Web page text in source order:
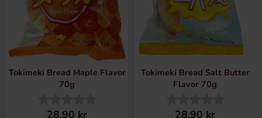
Tokimeki Bread Maple Flavor
70g
28.90 kr
Tokimeki Bread Salt Butter
Flavor 70g
28.90 kr